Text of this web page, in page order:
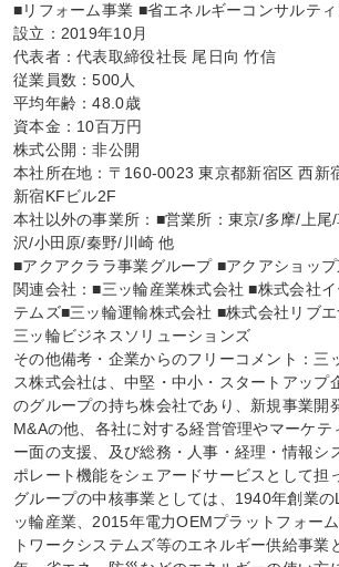
■リフォーム事業 ■省エネルギーコンサルテ
設立：2019年10月
代表者：代表取締役社長 尾日向 竹信
従業員数：500人
平均年齢：48.0歳
資本金：10百万円
株式公開：非公開
本社所在地：〒160-0023 東京都新宿区 西新
新宿KFビル2F
本社以外の事業所：■営業所：東京/多摩/上尾
沢/小田原/秦野/川崎 他
■アクアクララ事業グループ ■アクアショッ
関連会社：■三ッ輪産業株式会社 ■株式会社
テムズ■三ッ輪運輸株式会社 ■株式会社リブ
三ッ輪ビジネスソリューションズ
その他備考・企業からのフリーコメント：三
ス株式会社は、中堅・中小・スタートアップ
のグループの持ち株会社であり、新規事業開
M&Aの他、各社に対する経営管理やマーケテ
ー面の支援、及び総務・人事・経理・情報シ
ポレート機能をシェアードサービスとして担
グループの中核事業としては、1940年創業
ッ輪産業、2015年電力OEMプラットフォー
トワークシステムズ等のエネルギー供給事業